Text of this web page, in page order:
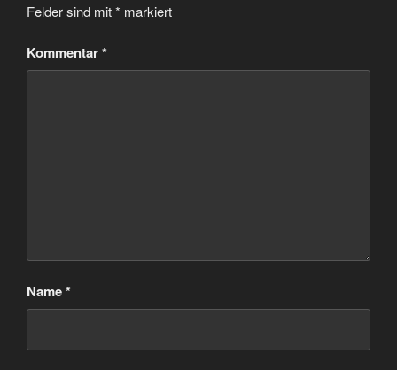
Felder sind mit* markiert
Kommentar*
Name*